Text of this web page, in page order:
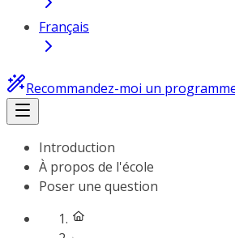
Français
Recommandez-moi un
Introduction
À propos de l'école
Poser une question